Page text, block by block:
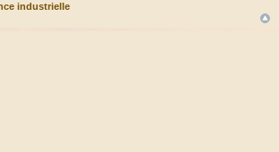
industrielle